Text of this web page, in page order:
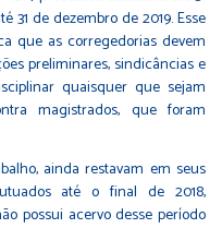
31 de dezembro de 2019. Esse
que as corregedorias devem
preliminares, sindicâncias e
quaisquer que sejam
magistrados, que foram
ainda restavam em seus
até o final de 2018,
possui acervo desse período